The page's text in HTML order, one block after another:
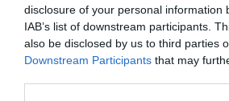
disclosure of your personal information
IAB’s list of downstream participants.
also be disclosed by us to third parties
Downstream Participants that may